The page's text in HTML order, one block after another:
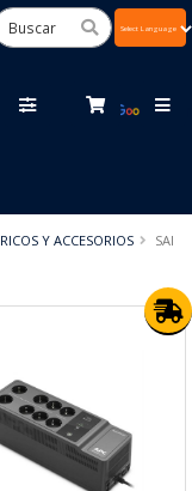
Y ACCESORIOS SAI